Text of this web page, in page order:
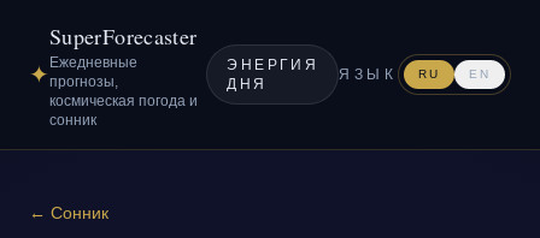
✦
SuperForecaster
Ежедневные
прогнозы,
космическая погода и
сонник
ЭНЕРГИЯ
ДНЯ
ЯЗЫК RU EN
← Сонник